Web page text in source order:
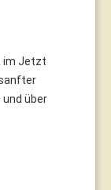
im Jetzt
über